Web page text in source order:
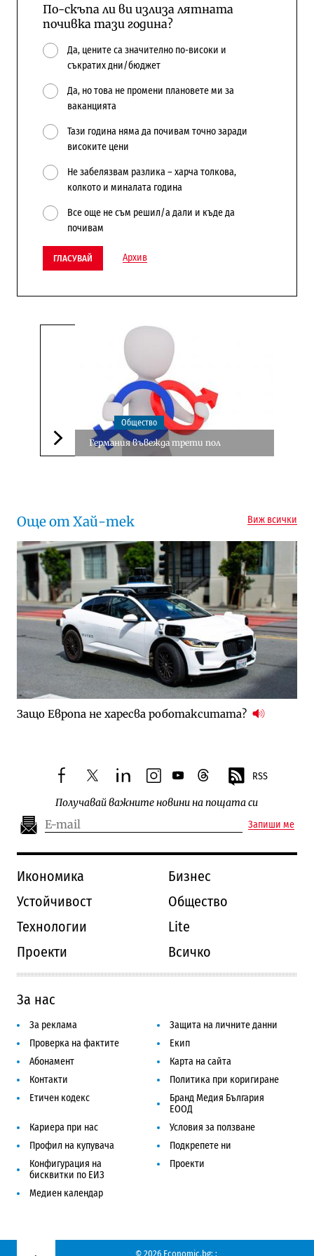
По-скъпа ли ви излиза лятната
почивка тази година?
Да, цените са значително по-високи и
съкратих дни/бюджет
Да, но това не промени плановете ми за
ваканцията
Тази година няма да почивам точно заради
високите цени
Не забелязвам разлика – харча толкова,
колкото и миналата година
Все още не съм решил/а дали и къде да
почивам
ГЛАСУВАЙ Архив
Следваща новина
Общество
Германия въвежда трети пол
Още от Хай-тек Виж всички
Защо Европа не харесва роботакситата?
facebooktwitterlinkedininstagram
youtubethreads RSS
Получавай важните новини на пощата си
Запиши ме
Икономика
Бизнес
Устойчивост
Общество
Технологии
Lite
Проекти
Всичко
За нас
За реклама
Защита на личните данни
Проверка на фактите
Екип
Абонамент
Карта на сайта
Контакти
Политика при коригиране
Етичен кодекс
Бранд Медия България
ЕООД
Кариера при нас
Условия за ползване
Профил на купувача
Подкрепете ни
Конфигурация на
бисквитки по ЕИЗ
Проекти
Медиен календар
© 2026 Economic.bg; ;